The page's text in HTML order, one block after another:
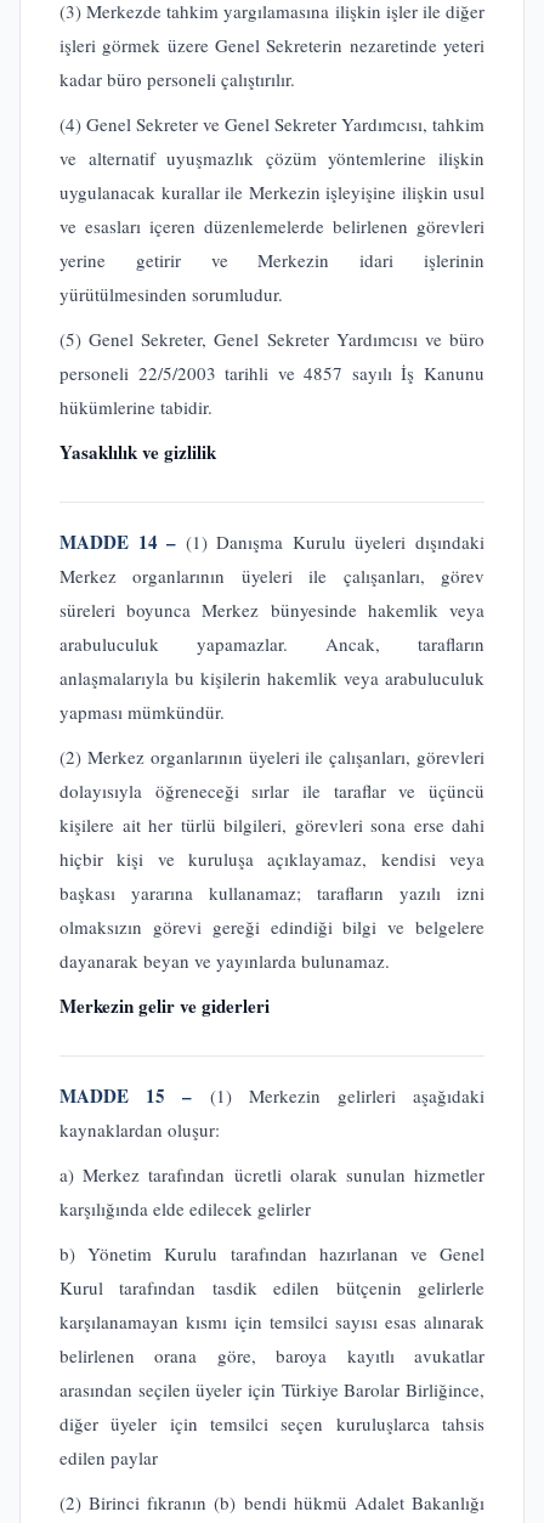
(3) Merkezde tahkim yargılamasına ilişkin işler ile diğer
işleri görmek üzere Genel Sekreterin nezaretinde yeteri
kadar büro personeli çalıştırılır.
(4) Genel Sekreter ve Genel Sekreter Yardımcısı, tahkim
ve alternatif uyuşmazlık çözüm yöntemlerine ilişkin
uygulanacak kurallar ile Merkezin işleyişine ilişkin usul
ve esasları içeren düzenlemelerde belirlenen görevleri
yerine getirir ve Merkezin idari işlerinin
yürütülmesinden sorumludur.
(5) Genel Sekreter, Genel Sekreter Yardımcısı ve büro
personeli 22/5/2003 tarihli ve 4857 sayılı İş Kanunu
hükümlerine tabidir.
Yasaklılık ve gizlilik
MADDE 14 – (1) Danışma Kurulu üyeleri dışındaki
Merkez organlarının üyeleri ile çalışanları, görev
süreleri boyunca Merkez bünyesinde hakemlik veya
arabuluculuk yapamazlar. Ancak, tarafların
anlaşmalarıyla bu kişilerin hakemlik veya arabuluculuk
yapması mümkündür.
(2) Merkez organlarının üyeleri ile çalışanları, görevleri
dolayısıyla öğreneceği sırlar ile taraflar ve üçüncü
kişilere ait her türlü bilgileri, görevleri sona erse dahi
hiçbir kişi ve kuruluşa açıklayamaz, kendisi veya
başkası yararına kullanamaz; tarafların yazılı izni
olmaksızın görevi gereği edindiği bilgi ve belgelere
dayanarak beyan ve yayınlarda bulunamaz.
Merkezin gelir ve giderleri
MADDE 15 – (1) Merkezin gelirleri aşağıdaki
kaynaklardan oluşur:
a) Merkez tarafından ücretli olarak sunulan hizmetler
karşılığında elde edilecek gelirler
b) Yönetim Kurulu tarafından hazırlanan ve Genel
Kurul tarafından tasdik edilen bütçenin gelirlerle
karşılanamayan kısmı için temsilci sayısı esas alınarak
belirlenen orana göre, baroya kayıtlı avukatlar
arasından seçilen üyeler için Türkiye Barolar Birliğince,
diğer üyeler için temsilci seçen kuruluşlarca tahsis
edilen paylar
(2) Birinci fıkranın (b) bendi hükmü Adalet Bakanlığı